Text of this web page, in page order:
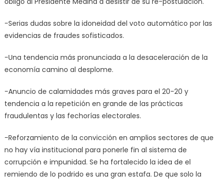
-Serias dudas sobre la idoneidad del voto automático por las
evidencias de fraudes sofisticados.
-Una tendencia más pronunciada a la desaceleración de la
economía camino al desplome.
-Anuncio de calamidades más graves para el 20-20 y
tendencia a la repetición en grande de las prácticas
fraudulentas y las fechorías electorales.
-Reforzamiento de la convicción en amplios sectores de que
no hay vía institucional para ponerle fin al sistema de
corrupción e impunidad. Se ha fortalecido la idea de el
remiendo de lo podrido es una gran estafa. De que solo la